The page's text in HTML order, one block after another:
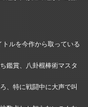
トルを今作から取っている
鑑賞、八卦棍棒術マスタ
、特に戦闘中に大声で叫